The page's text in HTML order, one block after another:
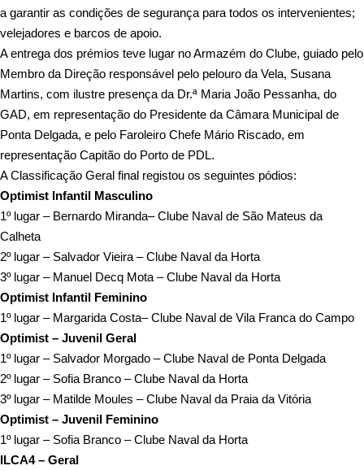
a garantir as condições de segurança para todos os intervenientes;
velejadores e barcos de apoio.
A entrega dos prémios teve lugar no Armazém do Clube, guiado pelo
Membro da Direção responsável pelo pelouro da Vela, Susana
Martins, com ilustre presença da Dr.ª Maria João Pessanha, do
GAD, em representação do Presidente da Câmara Municipal de
Ponta Delgada, e pelo Faroleiro Chefe Mário Riscado, em
representação Capitão do Porto de PDL.
A Classificação Geral final registou os seguintes pódios:
Optimist Infantil Masculino
1º lugar – Bernardo Miranda– Clube Naval de São Mateus da
Calheta
2º lugar – Salvador Vieira – Clube Naval da Horta
3º lugar – Manuel Decq Mota – Clube Naval da Horta
Optimist Infantil Feminino
1º lugar – Margarida Costa– Clube Naval de Vila Franca do Campo
Optimist – Juvenil Geral
1º lugar – Salvador Morgado – Clube Naval de Ponta Delgada
2º lugar – Sofia Branco – Clube Naval da Horta
3º lugar – Matilde Moules – Clube Naval da Praia da Vitória
Optimist – Juvenil Feminino
1º lugar – Sofia Branco – Clube Naval da Horta
ILCA4 – Geral